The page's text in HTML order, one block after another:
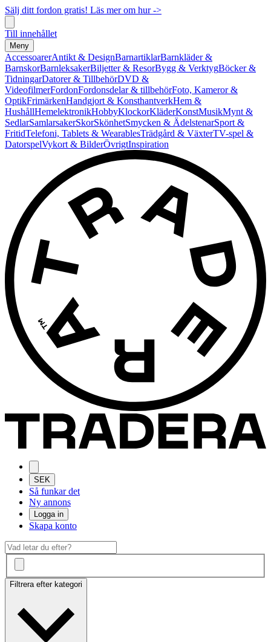
Sälj ditt fordon gratis! Läs mer om hur ->
Till innehållet
Meny
AccessoarerAntikt & DesignBarnartiklarBarnkläder &
BarnskorBarnleksakerBiljetter & ResorBygg & VerktygBöcker &
TidningarDatorer & TillbehörDVD &
VideofilmerFordonFordonsdelar & tillbehörFoto, Kameror &
OptikFrimärkenHandgjort & KonsthantverkHem &
HushållHemelektronikHobbyKlockorKläderKonstMusikMynt &
SedlarSamlarsakerSkorSkönhetSmycken & ÄdelstenarSport &
FritidTelefoni, Tablets & WearablesTrädgård & VäxterTV-spel &
DatorspelVykort & BilderÖvrigtInspiration
SEK
Så funkar det
Ny annons
Logga in
Skapa konto
Filtrera efter kategori